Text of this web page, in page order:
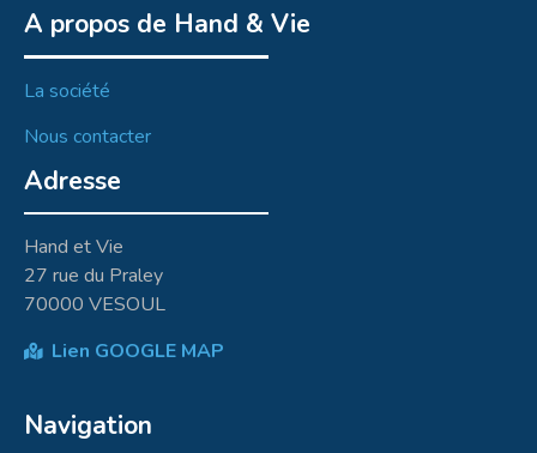
A propos de Hand & Vie
La société
Nous contacter
Adresse
Hand et Vie
27 rue du Praley
70000 VESOUL
Lien GOOGLE MAP
Navigation